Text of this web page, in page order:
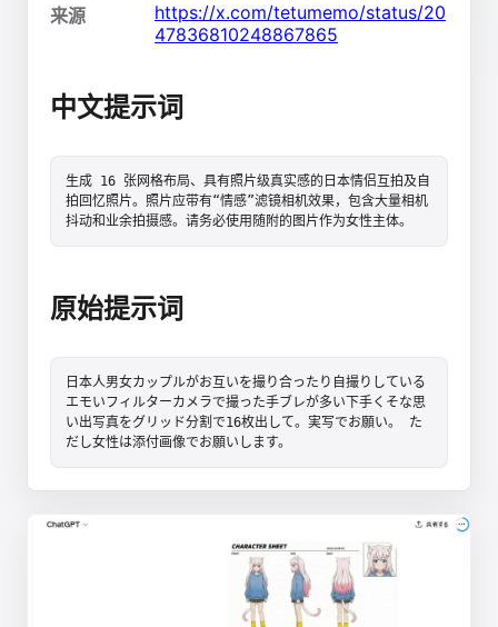
来源
https://x.com/tetumemo/status/20
47836810248867865
中文提示词
生成 16 张网格布局、具有照片级真实感的日本情侣互拍及自
拍回忆照片。照片应带有“情感”滤镜相机效果，包含大量相机
抖动和业余拍摄感。请务必使用随附的图片作为女性主体。
原始提示词
日本人男女カップルがお互いを撮り合ったり自撮りしている
エモいフィルターカメラで撮った手ブレが多い下手くそな思
い出写真をグリッド分割で16枚出して。実写でお願い。 た
だし女性は添付画像でお願いします。